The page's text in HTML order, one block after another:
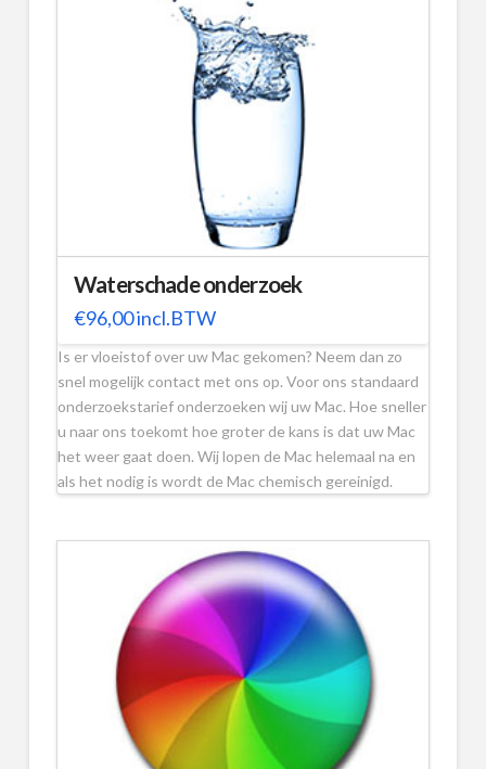
Waterschade onderzoek
€96,00incl.BTW
Is er vloeistof over uw Mac gekomen? Neem dan zo
snel mogelijk contact met ons op. Voor ons standaard
onderzoekstarief onderzoeken wij uw Mac. Hoe sneller
u naar ons toekomt hoe groter de kans is dat uw Mac
het weer gaat doen. Wij lopen de Mac helemaal na en
als het nodig is wordt de Mac chemisch gereinigd.